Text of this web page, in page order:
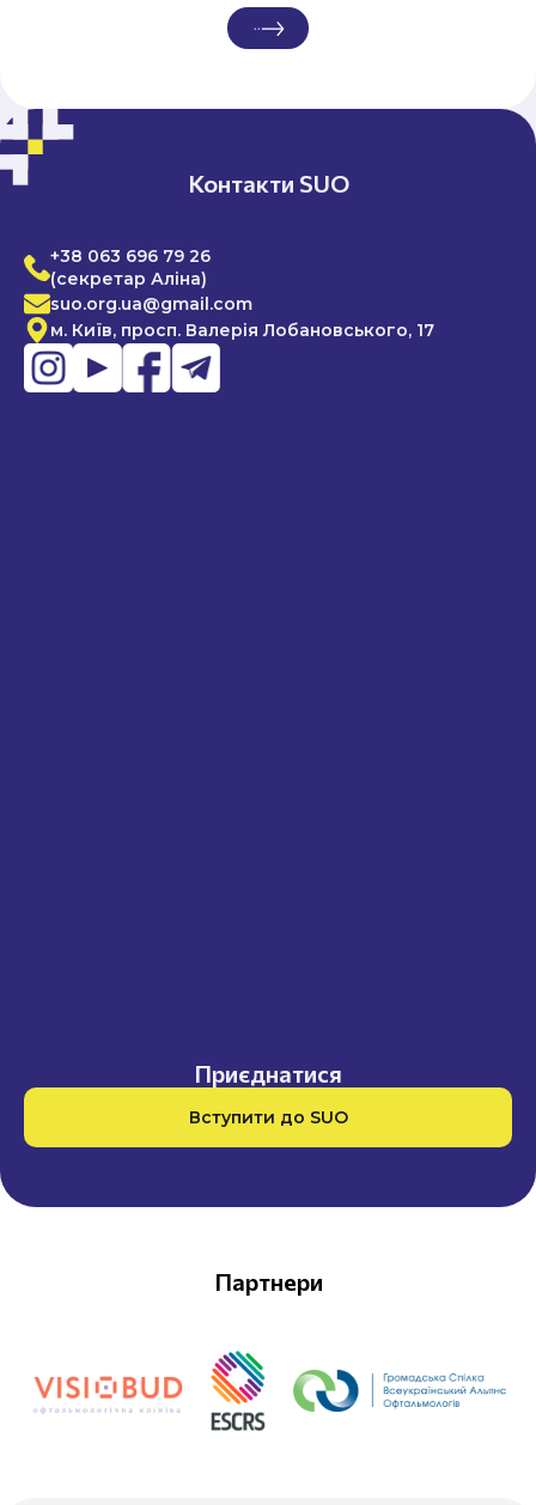
Контакти SUO
+38 063 696 79 26
(секретар Аліна)
suo.org.ua@gmail.com
м. Київ, просп. Валерія Лобановського, 17
Приєднатися
Вступити до SUO
Партнери